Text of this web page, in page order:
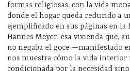
formas religiosas, con la vida
donde el hogar queda reducido a
ejemplificado en sus páginas en la
Hannes Meyer, esa vivienda que,
no negaba el goce —manifestado
nos muestra cómo la vida interior
condicionada por la necesidad